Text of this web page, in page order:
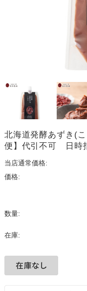
北海道発酵あずき(
便】代引不可 日時
当店通常価格:
価格:
数量:
在庫: